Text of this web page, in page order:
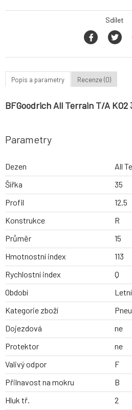
Sdílet
Popis a parametry Recenze (0)
BFGoodrich All Terrain T/A KO2
Parametry
Dezen
All
Šířka
35
Profil
12.5
Konstrukce
R
Průměr
15
Hmotnostní index
113
Rychlostní index
Q
Období
Letní
Kategorie zboží
Dojezdová
ne
Protektor
ne
Valivý odpor
F
Přilnavost na mokru
B
Hluk tř.
2